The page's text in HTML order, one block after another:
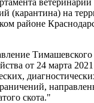
(карантина) на
районе
Тимашевского
от 24 марта
скота."